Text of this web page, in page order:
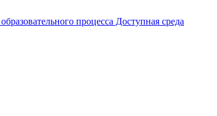
процесса Доступная среда